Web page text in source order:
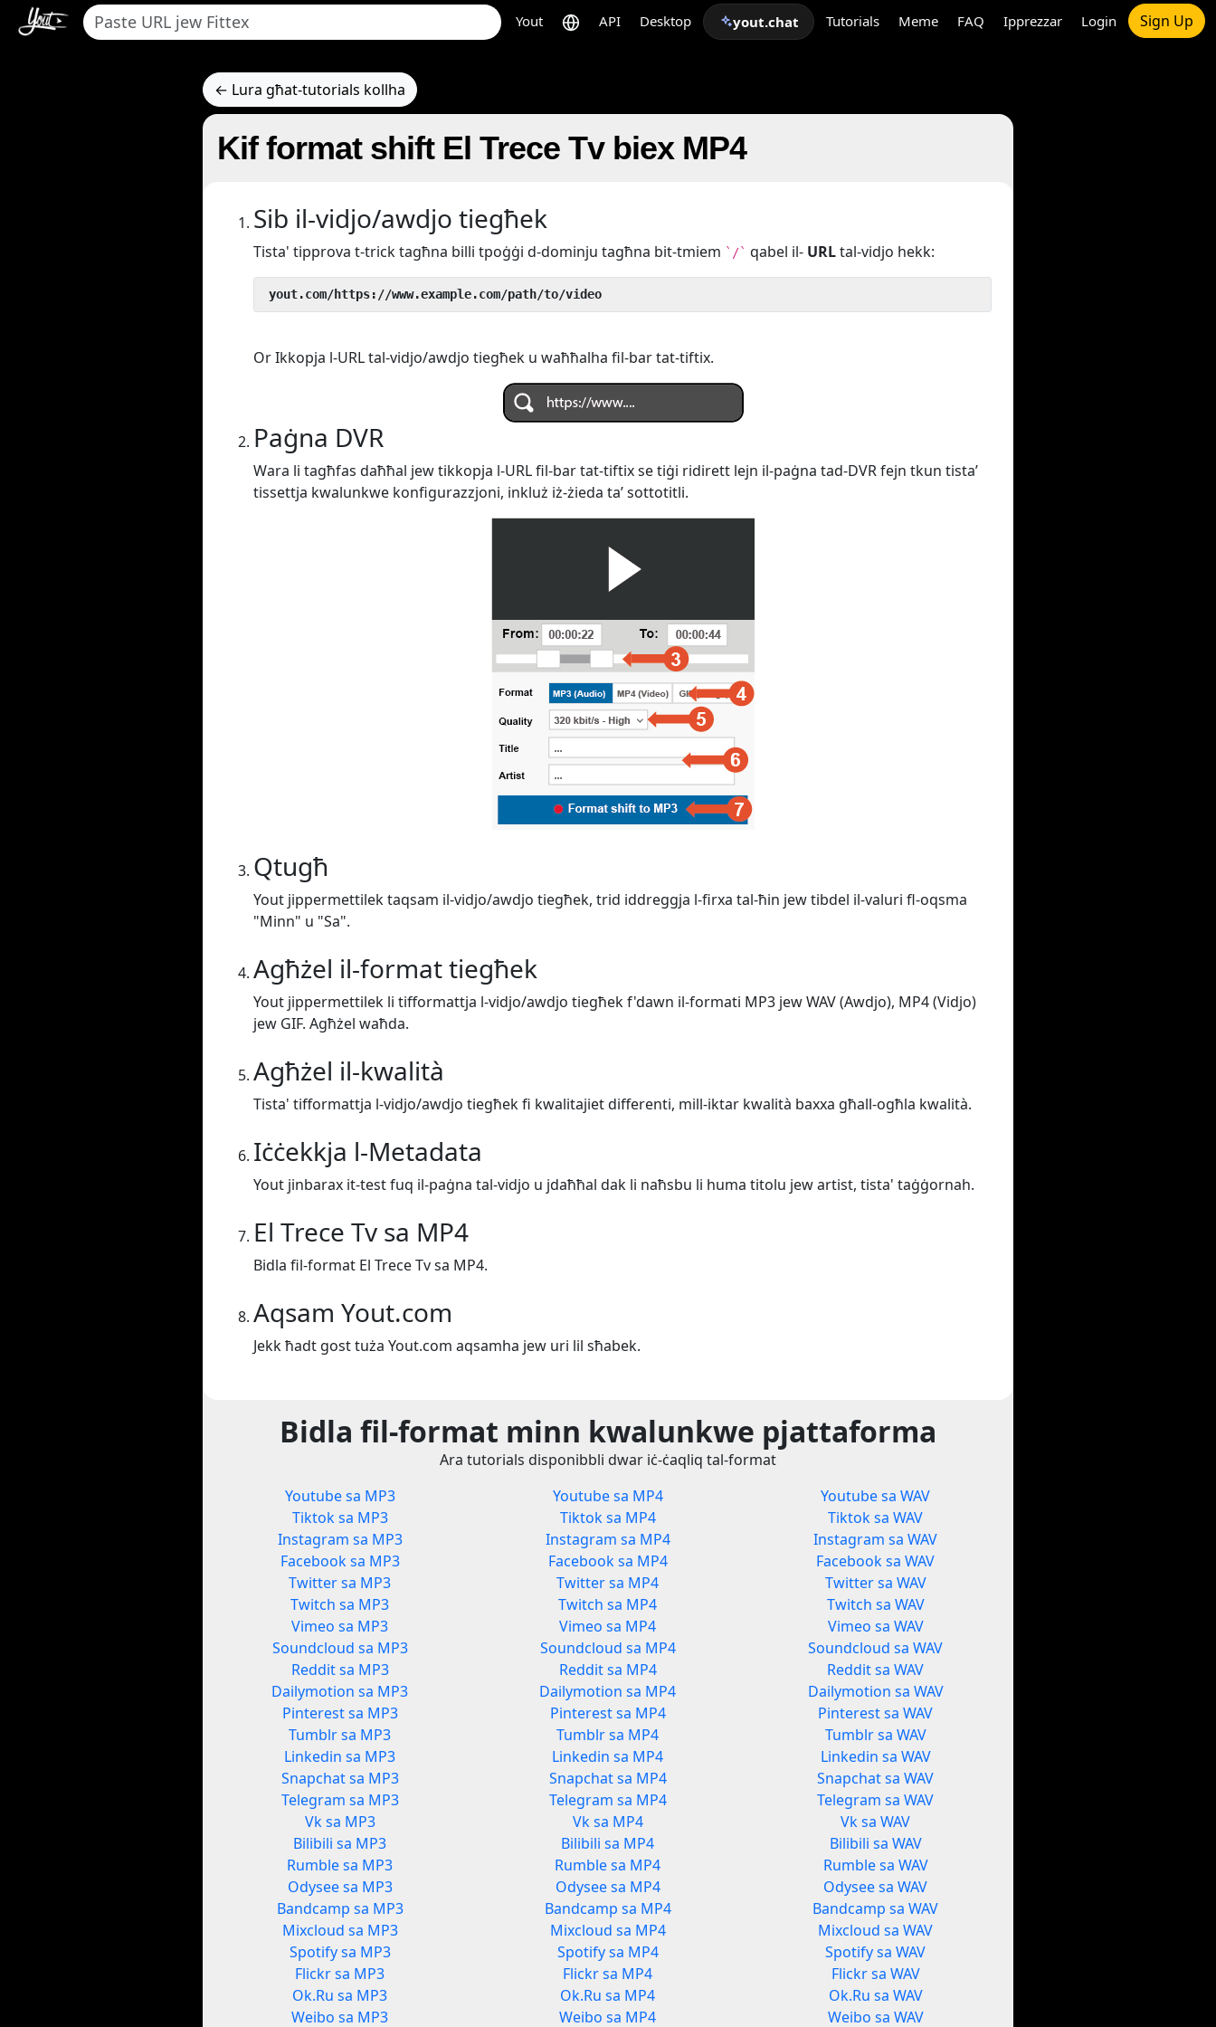
Yout API Desktop yout.chat Tutorials Meme FAQ Ipprezzar Login Sign Up
← Lura għat-tutorials kollha
Kif format shift El Trece Tv biex MP4
Sib il-vidjo/awdjo tiegħek
Tista' tipprova t-trick tagħna billi tpoġġi d-dominju tagħna bit-tmiem `/` qabel il- URLtal-vidjo hekk:
yout.com/https://www.example.com/path/to/video
Or Ikkopja l-URL tal-vidjo/awdjo tiegħek u waħħalha fil-bar tat-tiftix.
Paġna DVR
Wara li tagħfas daħħal jew tikkopja l-URL fil-bar tat-tiftix se tiġi ridirett lejn il-paġna tad-DVR fejn tkun tista’
tissettja kwalunkwe konfigurazzjoni, inkluż iż-żieda ta’ sottotitli.
Qtugħ
Yout jippermettilek taqsam il-vidjo/awdjo tiegħek, trid iddreggja l-firxa tal-ħin jew tibdel il-valuri fl-oqsma
"Minn" u "Sa".
Agħżel il-format tiegħek
Yout jippermettilek li tifformattja l-vidjo/awdjo tiegħek f'dawn il-formati MP3 jew WAV (Awdjo), MP4 (Vidjo)
jew GIF. Agħżel waħda.
Agħżel il-kwalità
Tista' tifformattja l-vidjo/awdjo tiegħek fi kwalitajiet differenti, mill-iktar kwalità baxxa għall-ogħla kwalità.
Iċċekkja l-Metadata
Yout jinbarax it-test fuq il-paġna tal-vidjo u jdaħħal dak li naħsbu li huma titolu jew artist, tista' taġġornah.
El Trece Tv sa MP4
Bidla fil-format El Trece Tv sa MP4.
Aqsam Yout.com
Jekk ħadt gost tuża Yout.com aqsamha jew uri lil sħabek.
Bidla fil-format minn kwalunkwe pjattaforma
Ara tutorials disponibbli dwar iċ-ċaqliq tal-format
Youtube sa MP3
Tiktok sa MP3
Instagram sa MP3
Facebook sa MP3
Twitter sa MP3
Twitch sa MP3
Vimeo sa MP3
Soundcloud sa MP3
Reddit sa MP3
Dailymotion sa MP3
Pinterest sa MP3
Tumblr sa MP3
Linkedin sa MP3
Snapchat sa MP3
Telegram sa MP3
Vk sa MP3
Bilibili sa MP3
Rumble sa MP3
Odysee sa MP3
Bandcamp sa MP3
Mixcloud sa MP3
Spotify sa MP3
Flickr sa MP3
Ok.Ru sa MP3
Weibo sa MP3
Youtube sa MP4
Tiktok sa MP4
Instagram sa MP4
Facebook sa MP4
Twitter sa MP4
Twitch sa MP4
Vimeo sa MP4
Soundcloud sa MP4
Reddit sa MP4
Dailymotion sa MP4
Pinterest sa MP4
Tumblr sa MP4
Linkedin sa MP4
Snapchat sa MP4
Telegram sa MP4
Vk sa MP4
Bilibili sa MP4
Rumble sa MP4
Odysee sa MP4
Bandcamp sa MP4
Mixcloud sa MP4
Spotify sa MP4
Flickr sa MP4
Ok.Ru sa MP4
Weibo sa MP4
Youtube sa WAV
Tiktok sa WAV
Instagram sa WAV
Facebook sa WAV
Twitter sa WAV
Twitch sa WAV
Vimeo sa WAV
Soundcloud sa WAV
Reddit sa WAV
Dailymotion sa WAV
Pinterest sa WAV
Tumblr sa WAV
Linkedin sa WAV
Snapchat sa WAV
Telegram sa WAV
Vk sa WAV
Bilibili sa WAV
Rumble sa WAV
Odysee sa WAV
Bandcamp sa WAV
Mixcloud sa WAV
Spotify sa WAV
Flickr sa WAV
Ok.Ru sa WAV
Weibo sa WAV